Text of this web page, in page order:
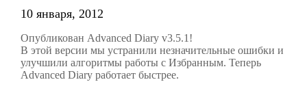
10 января, 2012
Опубликован Advanced Diary v3.5.1!
В этой версии мы устранили незначительные ошибки и
улучшили алгоритмы работы с Избранным. Теперь
Advanced Diary работает быстрее.